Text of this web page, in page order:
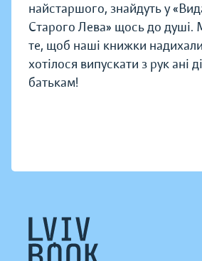
найстаршого, знайдуть у
Старого Лева» щось до душі.
те, щоб наші книжки надихали
хотілося випускати з рук ані
батькам!